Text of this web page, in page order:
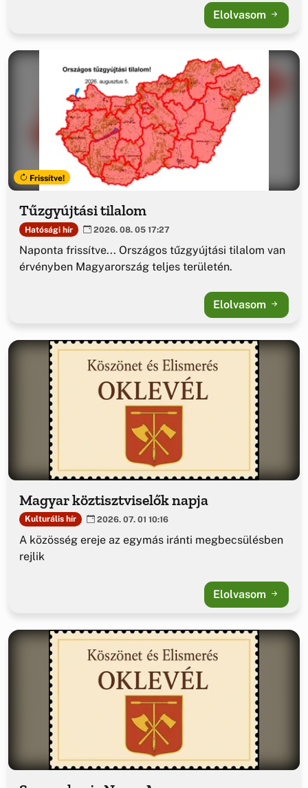
Elolvasom
Frissítve!
Tűzgyújtási tilalom
Hatósági hír 2026. 08. 05 17:27
Naponta frissítve... Országos tűzgyújtási tilalom van
érvényben Magyarország teljes területén.
Elolvasom
Magyar köztisztviselők napja
Kulturális hír 2026. 07. 01 10:16
A közösség ereje az egymás iránti megbecsülésben
rejlik
Elolvasom